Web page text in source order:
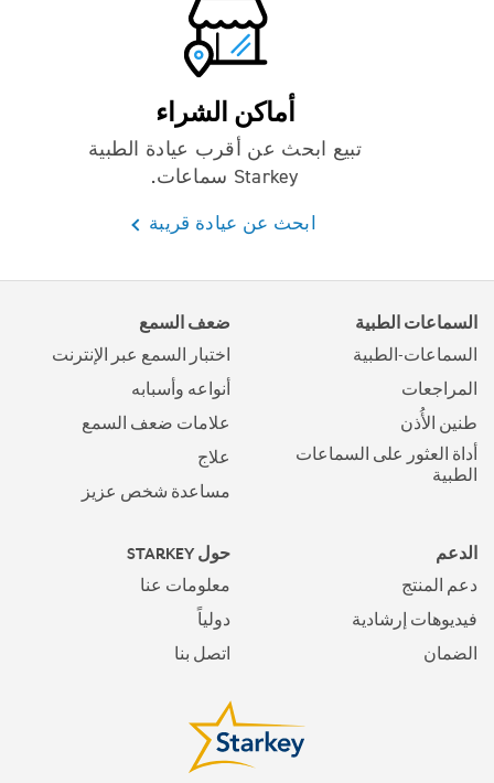
أماكن الشراء
تبيع ابحث عن أقرب عيادة الطبية
Starkey سماعات.
ابحث عن عيادة قريبة
السماعات الطبية
السماعات-الطبية
المراجعات
طنين الأُذن
أداة العثور على السماعات
الطبية
ضعف السمع
اختبار السمع عبر الإنترنت
أنواعه وأسبابه
علامات ضعف السمع
علاج
مساعدة شخص عزيز
الدعم
دعم المنتج
فيديوهات إرشادية
الضمان
حول STARKEY
معلومات عنا
دولياً
اتصل بنا